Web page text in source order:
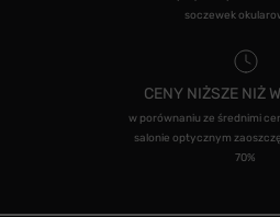
soczewek
CENY NIŻSZE NIŻ
w porównaniu ze średnimi
salonie optycznym
70%